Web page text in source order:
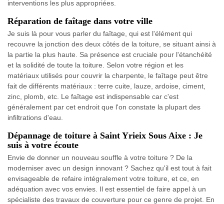
interventions les plus appropriées.
Réparation de faîtage dans votre ville
Je suis là pour vous parler du faîtage, qui est l'élément qui
recouvre la jonction des deux côtés de la toiture, se situant ainsi à
la partie la plus haute. Sa présence est cruciale pour l'étanchéité
et la solidité de toute la toiture. Selon votre région et les
matériaux utilisés pour couvrir la charpente, le faîtage peut être
fait de différents matériaux : terre cuite, lauze, ardoise, ciment,
zinc, plomb, etc. Le faîtage est indispensable car c'est
généralement par cet endroit que l'on constate la plupart des
infiltrations d'eau.
Dépannage de toiture à Saint Yrieix Sous Aixe : Je
suis à votre écoute
Envie de donner un nouveau souffle à votre toiture ? De la
moderniser avec un design innovant ? Sachez qu'il est tout à fait
envisageable de refaire intégralement votre toiture, et ce, en
adéquation avec vos envies. Il est essentiel de faire appel à un
spécialiste des travaux de couverture pour ce genre de projet. En